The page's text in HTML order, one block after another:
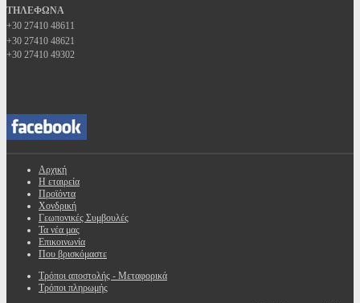
ΤΗΛΕΦΩΝΑ
+30 27410 48611
+30 27410 48621
+30 27410 49302
Αρχική
Η εταιρεία
Προϊόντα
Χονδρική
Γεωπονικές Συμβουλές
Τα νέα μας
Επικοινωνία
Που βρισκόμαστε
Τρόποι αποστολής - Μεταφορικά
Τρόποι πληρωμής